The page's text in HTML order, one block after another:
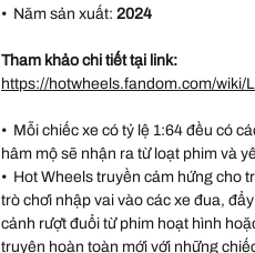
• Năm sản xuất: 2024
Tham khảo chi tiết tại link:
https://hotwheels.fandom.com/wiki/
• Mỗi chiếc xe có tỷ lệ 1:64 đều có
hâm mộ sẽ nhận ra từ loạt phim và
• Hot Wheels truyền cảm hứng cho
trò chơi nhập vai vào các xe đua,
cảnh rượt đuổi từ phim hoạt hình
truyện hoàn toàn mới với những